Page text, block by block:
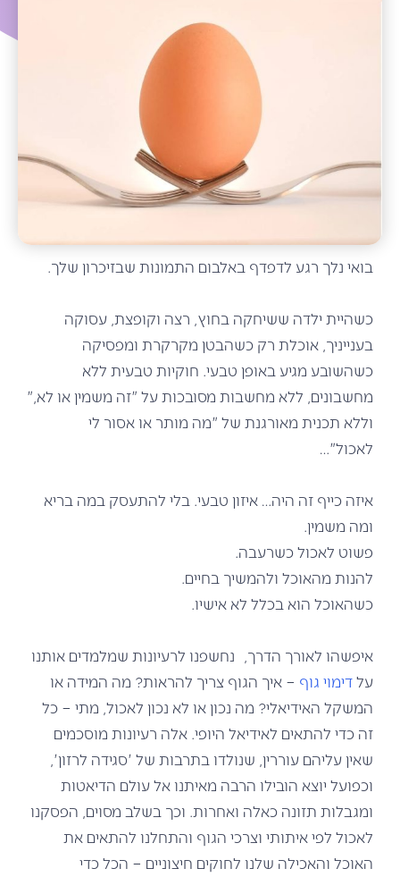
בואי נלך רגע לדפדף באלבום התמונות שבזיכרון שלך.
כשהיית ילדה ששיחקה בחוץ, רצה וקופצת, עסוקה
בענייניך, אוכלת רק כשהבטן מקרקרת ומפסיקה
כשהשובע מגיע באופן טבעי. חוקיות טבעית ללא
מחשבונים, ללא מחשבות מסובכות על "זה משמין או לא,"
וללא תכנית מאורגנת של "מה מותר או אסור לי
לאכול"…
איזה כייף זה היה… איזון טבעי. בלי להתעסק במה בריא
ומה משמין.
פשוט לאכול כשרעבה.
להנות מהאוכל ולהמשיך בחיים.
כשהאוכל הוא בכלל לא אישיו.
איפשהו לאורך הדרך, נחשפנו לרעיונות שמלמדים אותנו
עלדימוי גוף – איך הגוף צריך להראות? מה המידה או
המשקל האידיאלי? מה נכון או לא נכון לאכול, מתי – כל
זה כדי להתאים לאידיאל היופי. אלה רעיונות מוסכמים
שאין עליהם עוררין, שנולדו בתרבות של 'סגידה לרזון',
וכפועל יוצא הובילו הרבה מאיתנו אל עולם הדיאטות
ומגבלות תזונה כאלה ואחרות. וכך בשלב מסוים, הפסקנו
לאכול לפי איתותי וצרכי הגוף והתחלנו להתאים את
האוכל והאכילה שלנו לחוקים חיצוניים – הכל כדי